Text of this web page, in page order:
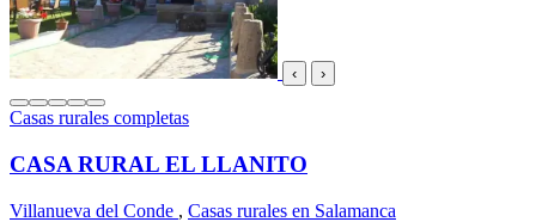
‹ ›
Casas rurales completas
CASA RURAL EL LLANITO
Villanueva del Conde , Casas rurales en Salamanca